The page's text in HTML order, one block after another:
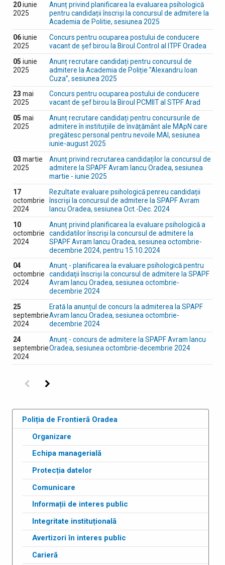
20iunie
2025
Anunț privind planificarea la evaluarea psihologică
pentru candidații înscriși la concursul de admitere la
Academia de Politie, sesiunea 2025
06iunie
2025
Concurs pentru ocuparea postului de conducere
vacant de șef birou la Biroul Control al ITPF Oradea
05 iunie
2025
Anunț recrutare candidați pentru concursul de
admitere la Academia de Poliție ”Alexandru Ioan
Cuza”, sesiunea 2025
23 mai
2025
Concurs pentru ocuparea postului de conducere
vacant de șef birou la Biroul PCMIIT al STPF Arad
05 mai
2025
Anunț recrutare candidați pentru concursurile de
admitere în instituțiile de învățământ ale MApN care
pregătesc personal pentru nevoile MAI, sesiunea
iunie-august 2025
03 martie
2025
Anunț privind recrutarea candidaților la concursul de
admitere la SPAPF Avram Iancu Oradea, sesiunea
martie - iunie 2025
17
octombrie
2024
Rezultate evaluare psihologică penreu candidații
înscriși la concursul de admitere la SPAPF Avram
Iancu Oradea, sesiunea Oct.-Dec. 2024
10
octombrie
2024
Anunț privind planificarea la evaluare psihologică a
candidatilor înscriși la concursul de admitere la
SPAPF Avram Iancu Oradea, sesiunea octombrie-
decembrie 2024, pentru 15.10.2024
04
octombrie
2024
Anunţ - planificarea la evaluare psihologică pentru
candidaţii înscrişi la concursul de admitere la SPAPF
Avram Iancu Oradea, sesiunea octombrie-
decembrie 2024
25
septembrie
2024
Erată la anunțul de concurs la admiterea la SPAPF
Avram Iancu Oradea, sesiunea octombrie-
decembrie 2024
24
septembrie
2024
Anunț - concurs de admitere la SPAPF Avram Iancu
Oradea, sesiunea octombrie-decembrie 2024
Precedenta
Poliția de Frontieră Oradea
Organizare
Echipa managerială
Protecția datelor
Comunicare
Informații de interes public
Integritate instituțională
Avertizori în interes public
Carieră